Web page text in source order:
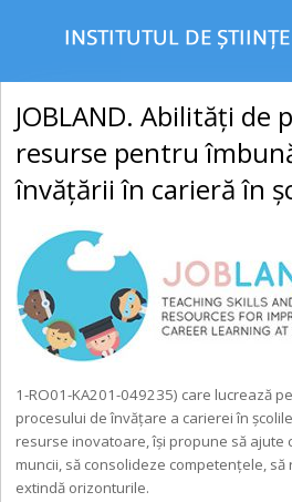
JOBLAND. Abilități de
resurse pentru
învățării în carieră în
1-RO01-KA201-049235) care lucrează
procesului de învățare a carierei în
resurse inovatoare, își propune să ajute
muncii, să consolideze competențele,
extindă orizonturile.